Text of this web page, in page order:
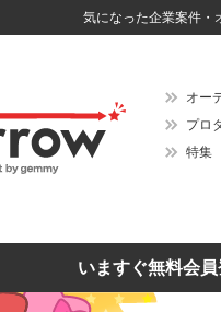
気になった企業案件・
オー
プロ
特集
いますぐ無料会員